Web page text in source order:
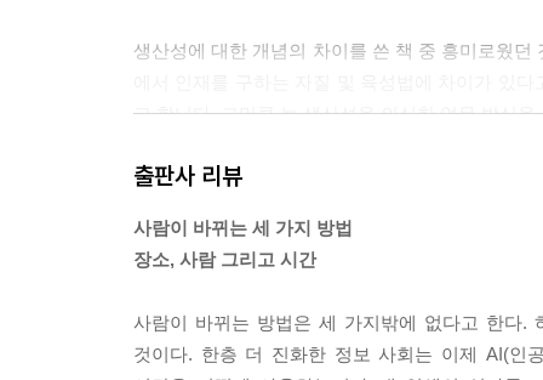
생산성에 대한 개념의 차이를 쓴 책 중 흥미로웠던
고 합니다. 그만큼 늘 생산성을 의식한 업무 방식
는 비즈니스서 다독가인 저를 크게 위로해주었습
택에 달려 있다는 것을 잊지 않게 합니다.
구체화와 추상화란, 자기 머리로 생각하기 위한
출판사 리뷰
사람이 바뀌는 세 가지 방법
장소, 사람 그리고 시간
사람이 바뀌는 방법은 세 가지밖에 없다고 한다.
것이다. 한층 더 진화한 정보 사회는 이제 AI(인